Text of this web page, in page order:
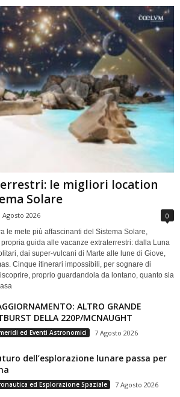
le migliori location
Solare
Agosto 2026 0
le mete più affascinanti del Sistema Solare,
guida alle vacanze extraterrestri: dalla Luna
dai super-vulcani di Marte alle lune di Giove,
Cinque itinerari impossibili, per sognare di
proprio guardandola da lontano, quanto sia
ALTRO GRANDE
DELLA 220P/MCNAUGHT
ed Eventi Astronomici 7 Agosto 2026
dell’esplorazione lunare passa per
ed Esplorazione Spaziale 7 Agosto 2026